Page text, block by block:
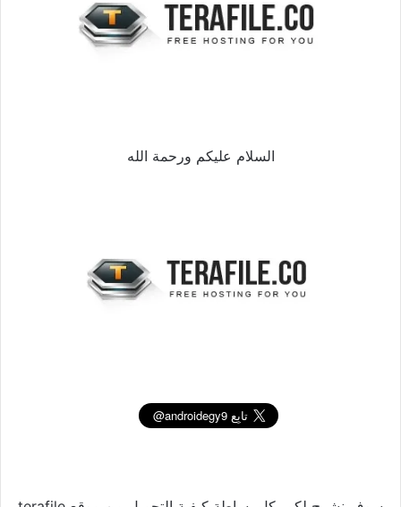
السلام عليكم ورحمة الله